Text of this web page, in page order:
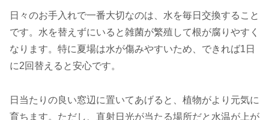
日々のお手入れで一番大切なのは、水を毎日交換すること
です。水を替えずにいると雑菌が繁殖して根が腐りやすく
なります。特に夏場は水が傷みやすいため、できれば1日
に2回替えると安心です。
日当たりの良い窓辺に置いてあげると、植物がより元気に
育ちます。ただし、直射日光が当たる場所だと水温が上が